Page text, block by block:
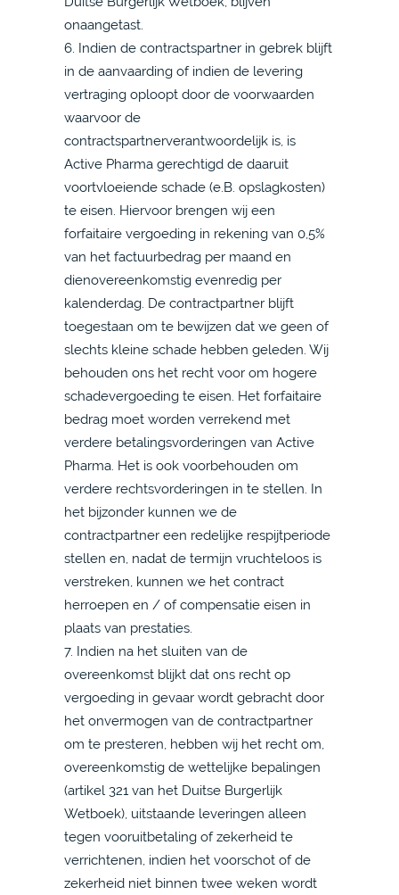
onaangetast.
6. Indien de contractspartner in gebrek blijft
in de aanvaarding of indien de levering
vertraging oploopt door de voorwaarden
waarvoor de
contractspartnerverantwoordelijk is, is
Active Pharma gerechtigd de daaruit
voortvloeiende schade (e.B. opslagkosten)
te eisen. Hiervoor brengen wij een
forfaitaire vergoeding in rekening van 0,5%
van het factuurbedrag per maand en
dienovereenkomstig evenredig per
kalenderdag. De contractpartner blijft
toegestaan om te bewijzen dat we geen of
slechts kleine schade hebben geleden. Wij
behouden ons het recht voor om hogere
schadevergoeding te eisen. Het forfaitaire
bedrag moet worden verrekend met
verdere betalingsvorderingen van Active
Pharma. Het is ook voorbehouden om
verdere rechtsvorderingen in te stellen. In
het bijzonder kunnen we de
contractpartner een redelijke respijtperiode
stellen en, nadat de termijn vruchteloos is
verstreken, kunnen we het contract
herroepen en / of compensatie eisen in
plaats van prestaties.
7. Indien na het sluiten van de
overeenkomst blijkt dat ons recht op
vergoeding in gevaar wordt gebracht door
het onvermogen van de contractpartner
om te presteren, hebben wij het recht om,
overeenkomstig de wettelijke bepalingen
(artikel 321 van het Duitse Burgerlijk
Wetboek), uitstaande leveringen alleen
tegen vooruitbetaling of zekerheid te
verrichtenen, indien het voorschot of de
zekerheid niet binnen twee weken wordt